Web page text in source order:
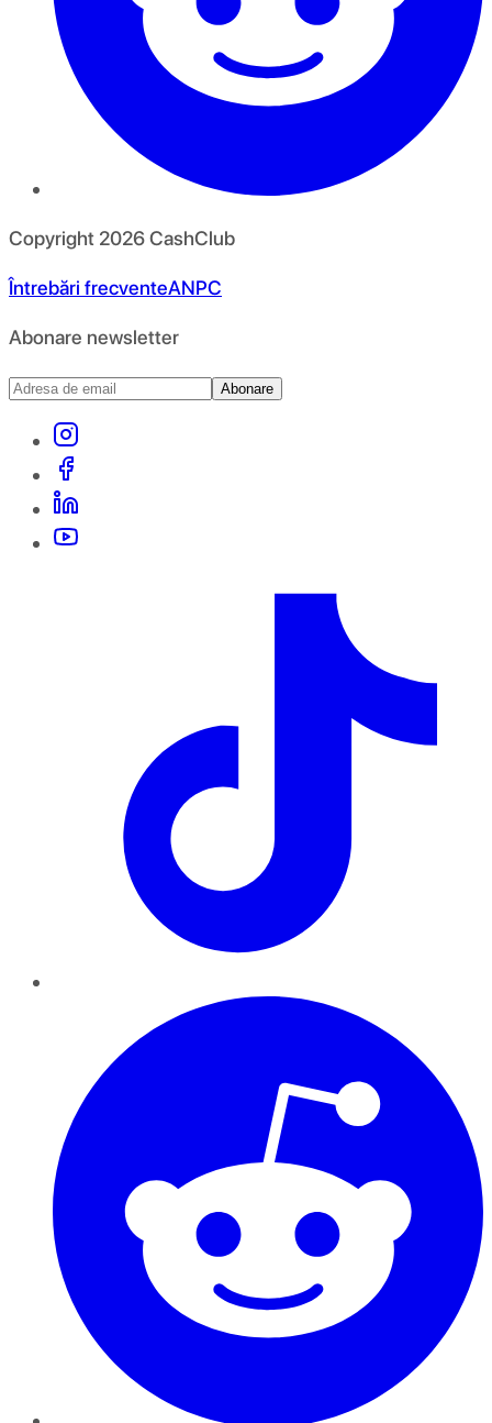
Copyright 2026CashClub
Întrebări frecventeANPC
Abonare newsletter
Abonare